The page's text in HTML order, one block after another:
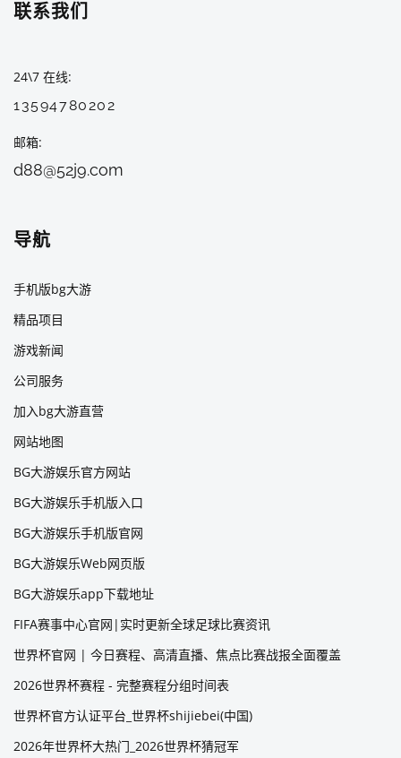
联系我们
24\7 在线
13594780202
邮箱
d88@52j9.com
导航
手机版bg大游
精品项目
游戏新闻
公司服务
加入bg大游直营
网站地图
BG大游娱乐官方网站
BG大游娱乐手机版入口
BG大游娱乐手机版官网
BG大游娱乐Web网页版
BG大游娱乐app下载地址
FIFA赛事中心官网|实时更新全球足球比赛资讯
世界杯官网 | 今日赛程、高清直播、焦点比赛战报全面覆盖
2026世界杯赛程 - 完整赛程分组时间表
世界杯官方认证平台_世界杯shijiebei(中国)
2026年世界杯大热门_2026世界杯猜冠军